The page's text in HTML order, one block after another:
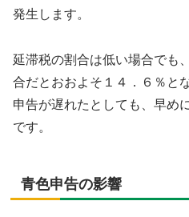
発生します。
延滞税の割合は低い場合でも
合だとおおよそ１４．６％と
申告が遅れたとしても、早め
です。
青色申告の影響